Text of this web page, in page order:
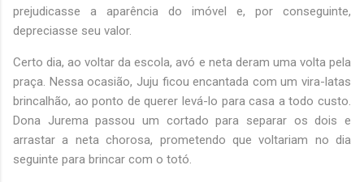
prejudicasse a aparência do imóvel e, por conseguinte,
depreciasse seu valor.
Certo dia, ao voltar da escola, avó e neta deram uma volta pela
praça. Nessa ocasião, Juju ficou encantada com um vira-latas
brincalhão, ao ponto de querer levá-lo para casa a todo custo.
Dona Jurema passou um cortado para separar os dois e
arrastar a neta chorosa, prometendo que voltariam no dia
seguinte para brincar com o totó.